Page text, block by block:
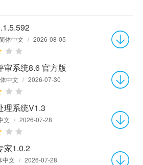
体中文 / 2026-08-05
审系统8.6 官方版
中文 / 2026-07-30
理系统V1.3
文 / 2026-07-28
家1.0.2
中文 / 2026-07-28